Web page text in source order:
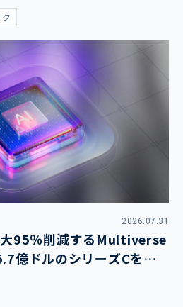
2026.07.31
95％削減するMultiverse
億ドルのシリーズCを発